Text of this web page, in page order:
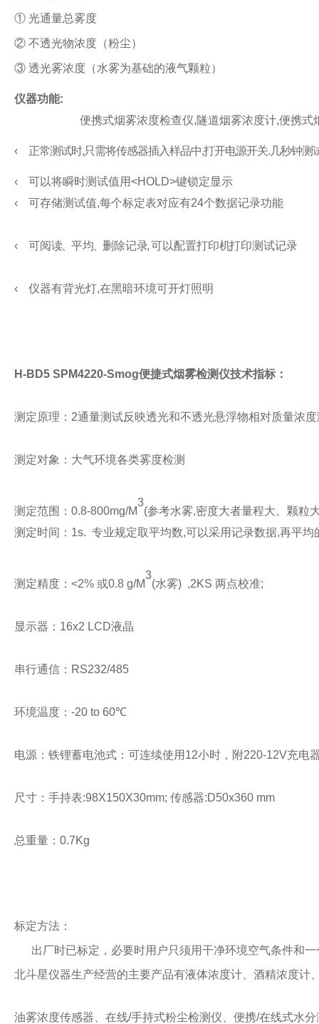
① 光通量总雾度
② 不透光物浓度（粉尘）
③ 透光雾浓度（水雾为基础的液气颗粒）
仪器功能:
便携式烟雾浓度检查仪,隧道烟雾浓度计,便携式
‹ 正常测试时,只需将传感器插入样品中,打开电源开关.几秒钟测
‹ 可以将瞬时测试值用<HOLD>键锁定显示
‹
可存储测试值,每个标定表对应有24个数据记录功能
‹ 可 阅 读、平 均、删 除 记 录, 可 以 配 置 打 印 机打 印 测 试 记 录
‹ 仪器有背光灯,在黑暗环境可开灯照明
H-BD5 SPM4220-Smog便捷式烟雾检测仪技术指标：
测定原理： 2通量测试反映透光和不透光悬浮物相对质量浓
测定对象： 大气环境各类雾度检测
测定范围： 0.8-800mg/M
3
(参考水雾,密度大者量程大。颗粒
测定时间： 1s. 专业规定取平均数,可以采用记录数据,再平均
测定精度： <2% 或0.8 g/M
3
(水雾) ,2KS 两点校准;
显示器： 16x2 LCD液晶
串行通信： RS232/485
环境温度： -20 to 60℃
电源： 铁锂蓄电池式：可连续使用 12小时，附220-12V充电
尺寸： 手持表:98X150X30mm; 传感器:D50x360 mm
总重量： 0.7Kg
标定方法：
出厂时已标定，必要时用户只须用干净环境空气条件和
北斗星仪器生产经营的主要产品有液体浓度计、酒精浓度
油雾浓度传感器、在线/手持式粉尘检测仪、便携/在线式水